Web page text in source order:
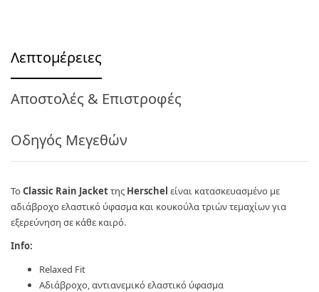
Λεπτομέρειες
Αποστολές & Επιστροφές
Οδηγός Μεγεθών
Το Classic Rain Jacketτης Herschel είναι κατασκευασμένο με
αδιάβροχο ελαστικό ύφασμα και κουκούλα τριών τεμαχίων για
εξερεύνηση σε κάθε καιρό.
Info:
Relaxed Fit
Αδιάβροχο, αντιανεμικό ελαστικό ύφασμα